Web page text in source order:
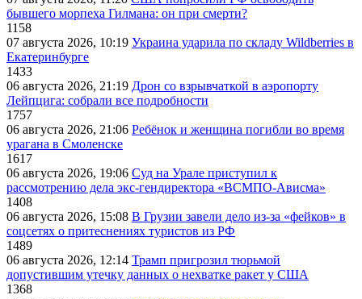
бывшего морпеха Гилмана: он при смерти?
1158
07 августа 2026, 10:19 Украина ударила по складу Wildberries в
Екатеринбурге
1433
06 августа 2026, 21:19 Дрон со взрывчаткой в аэропорту
Лейпцига: собрали все подробности
1757
06 августа 2026, 21:06 Ребёнок и женщина погибли во время
урагана в Смоленске
1617
06 августа 2026, 19:06 Суд на Урале приступил к
рассмотрению дела экс-гендиректора «ВСМПО-Ависма»
1408
06 августа 2026, 15:08 В Грузии завели дело из-за «фейков» в
соцсетях о притеснениях туристов из РФ
1489
06 августа 2026, 12:14 Трамп пригрозил тюрьмой
допустившим утечку данных о нехватке ракет у США
1368